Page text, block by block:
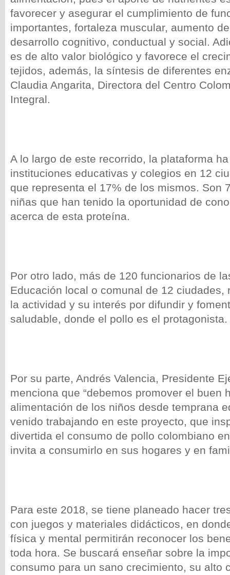
favorecer y asegurar el cumplimiento de
importantes, fortaleza muscular, aumento
desarrollo cognitivo, conductual y social.
es de alto valor biológico y favorece el
tejidos, además, la síntesis de diferentes
Claudia Angarita, Directora del Centro
Integral.
A lo largo de este recorrido, la plataforma
instituciones educativas y colegios en 12
que representa el 17% de los mismos. Son
niñas que han tenido la oportunidad de
acerca de esta proteína.
Por otro lado, más de 120 funcionarios de
Educación local o comunal de 12 ciudades,
la actividad y su interés por difundir y
saludable, donde el pollo es el protagonista.
Por su parte, Andrés Valencia, Presidente
menciona que “debemos promover el buen
alimentación de los niños desde temprana
venido trabajando en este proyecto, que
divertida el consumo de pollo colombiano
invita a consumirlo en sus hogares y en
Para este 2018, se tiene planeado hacer
con juegos y materiales didácticos, en
física y mental permitirán reconocer los
toda hora. Se buscará enseñar sobre la
consumo para un sano crecimiento, su alto